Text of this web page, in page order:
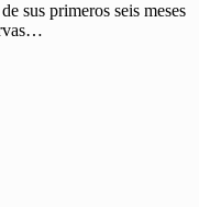
sus primeros seis meses